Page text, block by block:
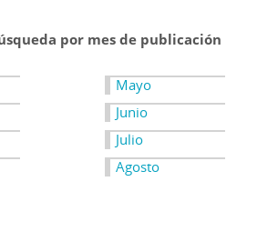
por mes de publicación
Mayo
Junio
Julio
Agosto